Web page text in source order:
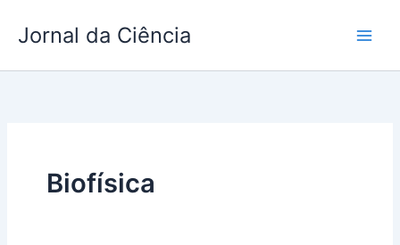
para
conteúdo
Jornal da Ciência
Biofísica